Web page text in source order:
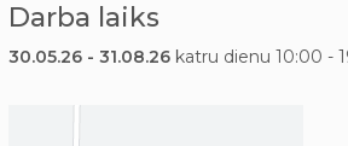
Darba laiks
30.05.26 - 31.08.26 katru dienu 10:00 -